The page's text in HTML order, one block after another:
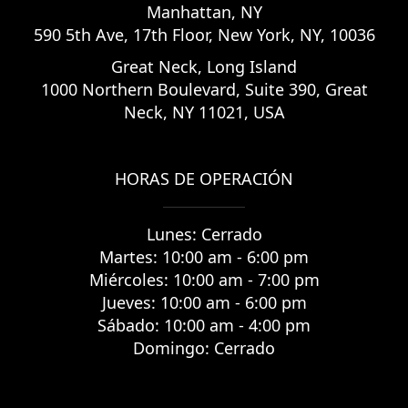
Manhattan, NY
590 5th Ave, 17th Floor, New York, NY, 10036
Great Neck, Long Island
1000 Northern Boulevard, Suite 390, Great
Neck, NY 11021, USA
HORAS DE OPERACIÓN
Lunes: Cerrado
Martes: 10:00 am - 6:00 pm
Miércoles: 10:00 am - 7:00 pm
Jueves: 10:00 am - 6:00 pm
Sábado: 10:00 am - 4:00 pm
Domingo: Cerrado